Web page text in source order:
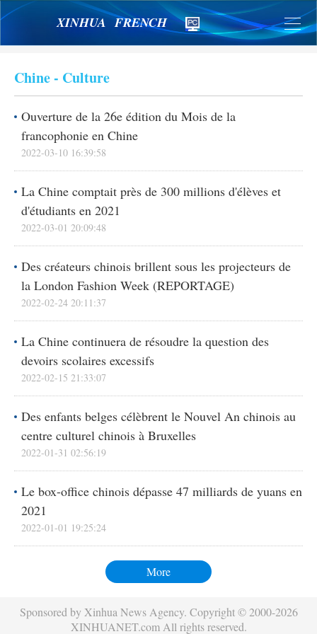
XINHUA FRENCH
Chine - Culture
Ouverture de la 26e édition du Mois de la
francophonie en Chine
2022-03-10 16:39:58
La Chine comptait près de 300 millions d'élèves et
d'étudiants en 2021
2022-03-01 20:09:48
Des créateurs chinois brillent sous les projecteurs de
la London Fashion Week (REPORTAGE)
2022-02-24 20:11:37
La Chine continuera de résoudre la question des
devoirs scolaires excessifs
2022-02-15 21:33:07
Des enfants belges célèbrent le Nouvel An chinois au
centre culturel chinois à Bruxelles
2022-01-31 02:56:19
Le box-office chinois dépasse 47 milliards de yuans en
2021
2022-01-01 19:25:24
More
Sponsored by Xinhua News Agency. Copyright © 2000-2026
XINHUANET.com All rights reserved.